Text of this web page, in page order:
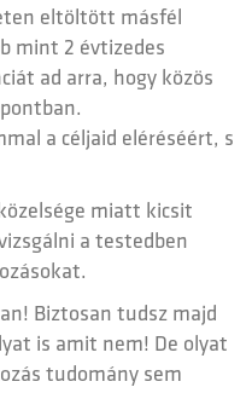
eltöltött másfél
mint 2 évtizedes
ad arra, hogy közös
a céljaid eléréséért, s
miatt kicsit
a testedben
Biztosan tudsz majd
is amit nem! De olyat
tudomány sem